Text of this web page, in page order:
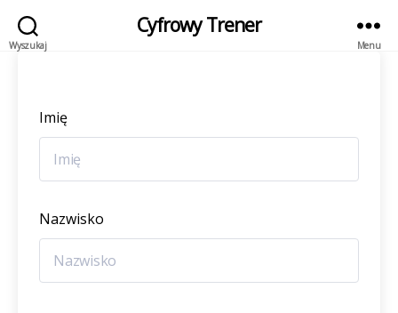
Wyszukaj
Cyfrowy Trener
Menu
Imię
Nazwisko